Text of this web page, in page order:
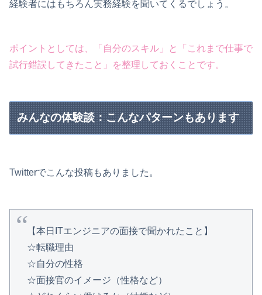
経験者にはもちろん実務経験を聞いてくるでしょう。
ポイントとしては、「自分のスキル」と「これまで仕事で
試行錯誤してきたこと」を整理しておくことです。
みんなの体験談：こんなパターンもあります
Twitterでこんな投稿もありました。
【本日ITエンジニアの面接で聞かれたこと】
☆転職理由
☆自分の性格
☆面接官のイメージ（性格など）